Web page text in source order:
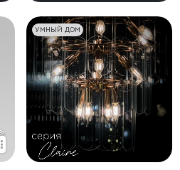
УМНЫЙ ДОМ